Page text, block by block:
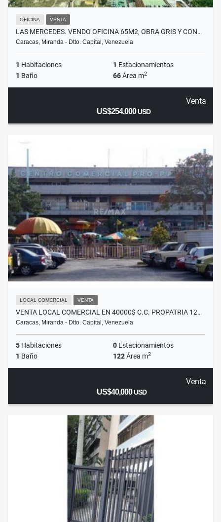
OFICINA VENTA
LAS MERCEDES. VENDO OFICINA 65M2, OBRA GRIS Y CON…
Caracas, Miranda - Dtto. Capital, Venezuela
1 Habitaciones 1 Estacionamientos
1 Baño 66Área m2
Venta
US$254,000USD
LOCAL COMERCIAL VENTA
VENTA LOCAL COMERCIAL EN 40000$ C.C. PROPATRIA 12…
Caracas, Miranda - Dtto. Capital, Venezuela
5 Habitaciones 0 Estacionamientos
1 Baño 122Área m2
Venta
US$40,000USD